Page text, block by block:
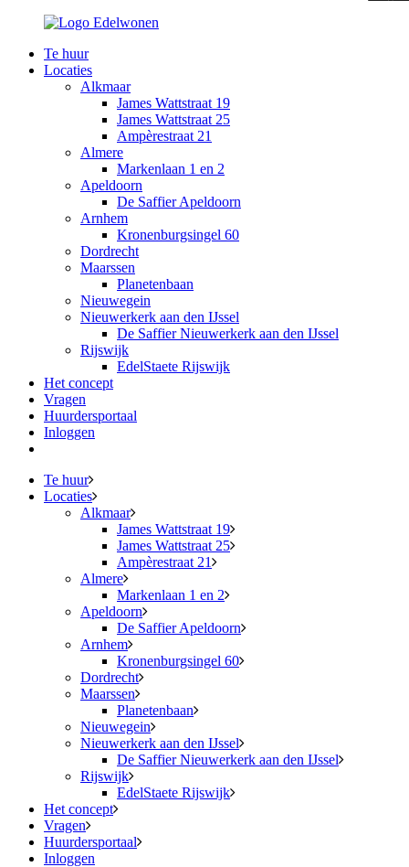
Te huur
Locaties
Alkmaar
James Wattstraat 19
James Wattstraat 25
Ampèrestraat 21
Almere
Markenlaan 1 en 2
Apeldoorn
De Saffier Apeldoorn
Arnhem
Kronenburgsingel 60
Dordrecht
Maarssen
Planetenbaan
Nieuwegein
Nieuwerkerk aan den IJssel
De Saffier Nieuwerkerk aan den IJssel
Rijswijk
EdelStaete Rijswijk
Het concept
Vragen
Huurdersportaal
Inloggen
Te huur
Locaties
Alkmaar
James Wattstraat 19
James Wattstraat 25
Ampèrestraat 21
Almere
Markenlaan 1 en 2
Apeldoorn
De Saffier Apeldoorn
Arnhem
Kronenburgsingel 60
Dordrecht
Maarssen
Planetenbaan
Nieuwegein
Nieuwerkerk aan den IJssel
De Saffier Nieuwerkerk aan den IJssel
Rijswijk
EdelStaete Rijswijk
Het concept
Vragen
Huurdersportaal
Inloggen